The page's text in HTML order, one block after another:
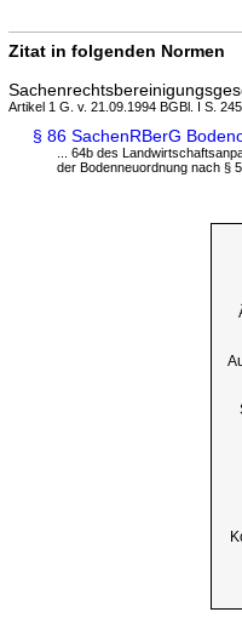
Zitat in folgenden Normen
Artikel 1 G. v. 21.09.1994 BGBl. I S.
§ 86 SachenRBerG
... 64b des
der Bodenneuordnung nach §